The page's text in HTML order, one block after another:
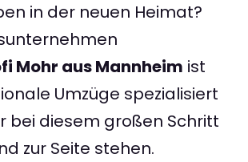
in der neuen Heimat?
Mohr aus Mannheim ist
Umzüge spezialisiert
bei diesem großen Schritt
zur Seite stehen.